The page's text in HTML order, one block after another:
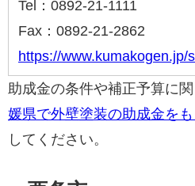
Tel：0892-21-1111
Fax：0892-21-2862
https://www.kumakogen.jp/
助成金の条件や補正予算に
媛県で外壁塗装の助成金を
してください。